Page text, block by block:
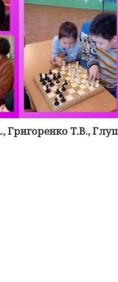
Григоренко Т.В.,